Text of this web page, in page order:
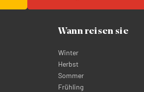
Wann reisen sie
Winter
Herbst
Sommer
Frühling